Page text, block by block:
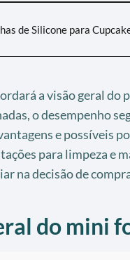
de Silicone para
a visão geral do
o desempenho
e possíveis
para limpeza e
na decisão de
do mini